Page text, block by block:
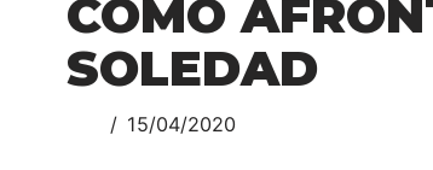
CÓMO
SOLEDAD
15/04/2020